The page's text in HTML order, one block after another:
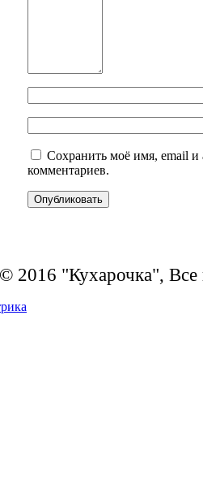
Сохранить моё имя, email и
комментариев.
2016 "Кухарочка",